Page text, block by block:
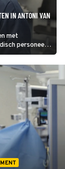
IN ANTONI VAN
met
personeel.